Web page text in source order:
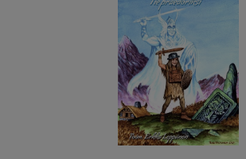
päivittäisestä elämästään ja
alkupuolen tyttöromaanien ja nykypäivän
tyyliin. Kestääkö Jaconian todellisuus tätä
tyttöryhmää? Lue ja ota selvää! Teoksen
jaconian kielestä suomeksi Niilo Paasivirta.
Asobitai ISBN 978-952-88-0703-2
cm * 14,5 cm sivuja 360 julkaisuvuosi 2026
Kansikuva Skiriki Kuvitus Petri Hilttunen ja